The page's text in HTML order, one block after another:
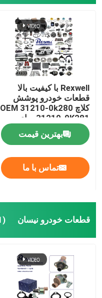
سایر قطعات خودرو
Rexwell با کیفیت بالا
قطعات خودرو پوشش
کلاچ OEM 31210-0k280
31210-0K281 برای
تویوتا هایلوکس فورچونر
هایس
بهترین قیمت
تماس با ما
قطعات خودرو نیسان (361)